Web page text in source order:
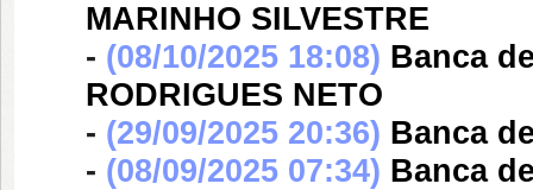
MARINHO SILVESTRE
- (08/10/2025 18:08) Banca
RODRIGUES NETO
- (29/09/2025 20:36) Banca
- (08/09/2025 07:34) Banca